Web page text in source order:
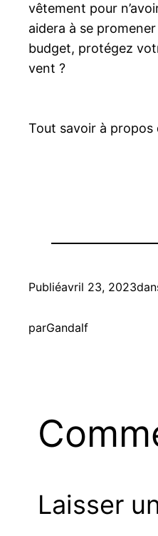
vêtement pour
aidera à se
budget, protégez
vent ?
Tout savoir à propos
Publiéavril 23, 2023
parGandalf
Laisser